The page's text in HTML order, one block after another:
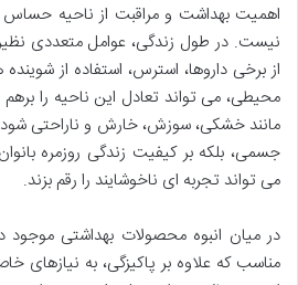
اهمیت بهداشت و مراقبت از ناحیه
نیست. در طول زندگی، عوامل متعددی نظیر
از برخی داروها، استرس، استفاده از
محیطی، می تواند تعادل این ناحیه را
مانند خشکی، سوزش، خارش و ناراحتی شود.
جسمی، بلکه بر کیفیت زندگی روزمره
می تواند تجربه ای ناخوشایند را رقم بزند.
در میان انبوه محصولات بهداشتی موجود
مناسب که علاوه بر پاکیزگی، به نیازهای